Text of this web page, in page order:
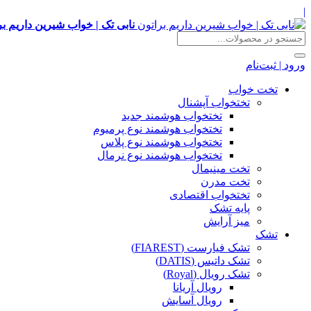
|
نابی تک | خواب شیرین داریم
ورود | ثبت‌نام
تخت خواب
تختخواب آپشنال
تختخواب هوشمند جدید
تختخواب هوشمند نوع پرمیوم
تختخواب هوشمند نوع پلاس
تختخواب هوشمند نوع نرمال
تخت مینیمال
تخت مدرن
تختخواب اقتصادی
پایه تشک
میز آرایش
تشک
تشک فیارست (FIAREST)
تشک داتیس (DATIS)
تشک رویال (Royal)
رویال آریانا
رویال آسایش